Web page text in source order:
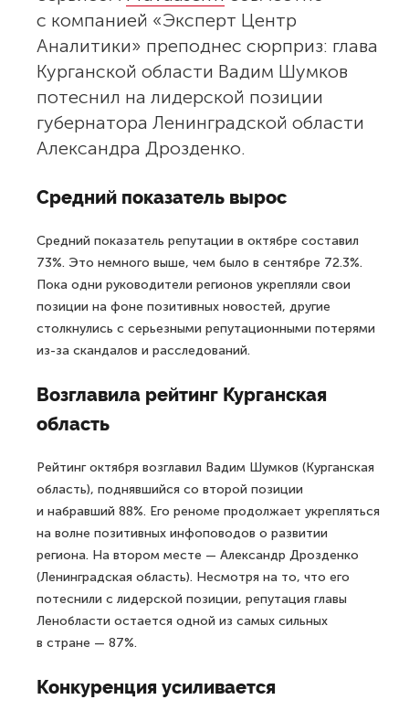
с компанией «Эксперт Центр
Аналитики» преподнес сюрприз: глава
Курганской области Вадим Шумков
потеснил на лидерской позиции
губернатора Ленинградской области
Александра Дрозденко.
Средний показатель вырос
Средний показатель репутации в октябре составил
73%. Это немного выше, чем было в сентябре 72.3%.
Пока одни руководители регионов укрепляли свои
позиции на фоне позитивных новостей, другие
столкнулись с серьезными репутационными потерями
из-за скандалов и расследований.
Возглавила рейтинг Курганская
область
Рейтинг октября возглавил Вадим Шумков (Курганская
область), поднявшийся со второй позиции
и набравший 88%. Его реноме продолжает укрепляться
на волне позитивных инфоповодов о развитии
региона. На втором месте — Александр Дрозденко
(Ленинградская область). Несмотря на то, что его
потеснили с лидерской позиции, репутация главы
Ленобласти остается одной из самых сильных
в стране — 87%.
Конкуренция усиливается